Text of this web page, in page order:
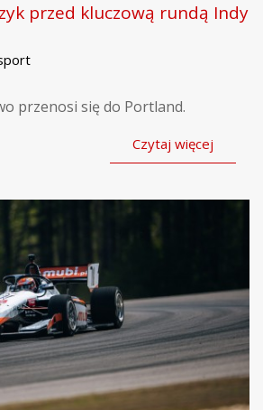
przed kluczową rundą Indy
przenosi się do Portland.
Czytaj więcej